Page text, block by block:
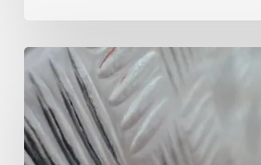
Código
de
error
P1601Toyota